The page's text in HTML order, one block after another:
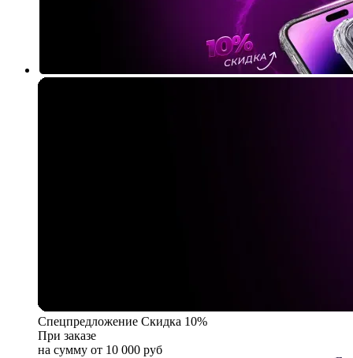
Спецпредложение Скидка 10%
При заказе
на сумму от 10 000 руб